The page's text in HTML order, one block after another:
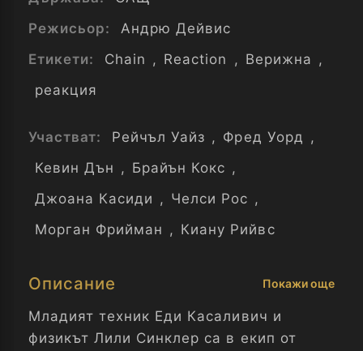
Режисьор:
Андрю Дейвис
Етикети:
Chain , Reaction , Верижна ,
реакция
Участват: Рейчъл Уайз , Фред Уорд ,
Кевин Дън , Брайън Кокс ,
Джоана Касиди , Челси Рос ,
Морган Фрийман , Киану Рийвс
Описание Покажи още
Младият техник Еди Касаливич и
физикът Лили Синклер са в екип от